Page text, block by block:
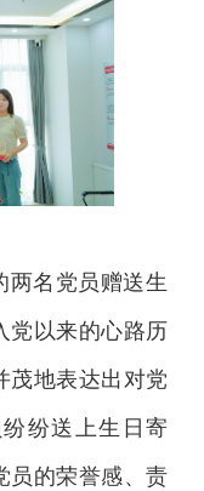
名党员赠送生
党以来的心路历
茂地表达出对党
纷送上生日寄
员的荣誉感、责